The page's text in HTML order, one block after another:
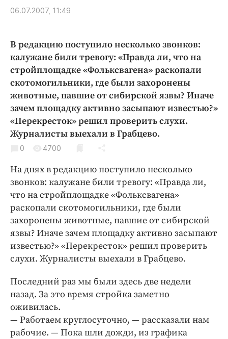
Народные новости
Благоустройство
Криминал
Культура
Недвижимость и ЖКХ
Образование
Общество
Погода
Праздники
Спорт
Экономика и бизнес
ПРОЕКТЫ
Блоги
Издания
Медиаперсона
Интересное чтиво
Клиника года
Бренд года
Работодатель года
06.07.2007, 11:49
В редакцию поступило несколько звонков:
калужане били тревогу: «Правда ли, что на
стройплощадке «Фольксвагена» раскопали
скотомогильники, где были захоронены
животные, павшие от сибирской язвы? Иначе
зачем площадку активно засыпают известью?»
«Перекресток» решил проверить слухи.
Журналисты выехали в Грабцево.
0 4700
На днях в редакцию поступило несколько
звонков: калужане били тревогу: «Правда ли,
что на стройплощадке «Фольксвагена»
раскопали скотомогильники, где были
захоронены животные, павшие от сибирской
язвы? Иначе зачем площадку активно засыпают
известью?» «Перекресток» решил проверить
слухи. Журналисты выехали в Грабцево.
Последний раз мы были здесь две недели
назад. За это время стройка заметно
оживилась.
— Работаем круглосуточно, — рассказали нам
рабочие. — Пока шли дожди, из графика